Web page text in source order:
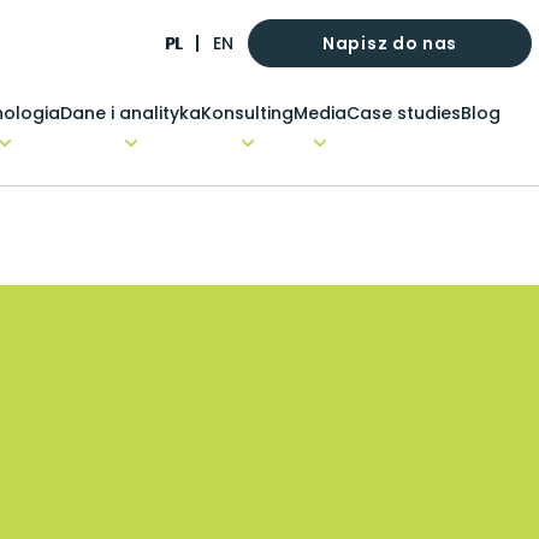
PL EN Napisz do nas
Dane i analitykaKonsultingMediaCase studiesBlog